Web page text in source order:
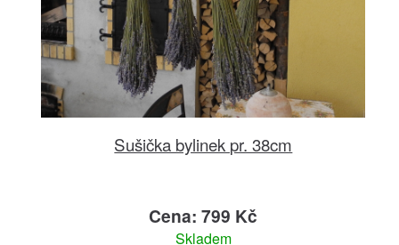
Sušička bylinek pr. 38cm
Cena: 799 Kč
Skladem